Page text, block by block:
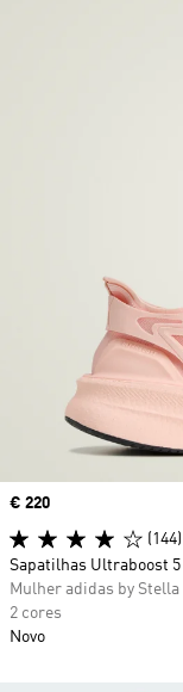
Price
€ 220
(144)
Sapatilhas Ultraboost
Mulher adidas by
2 cores
Novo